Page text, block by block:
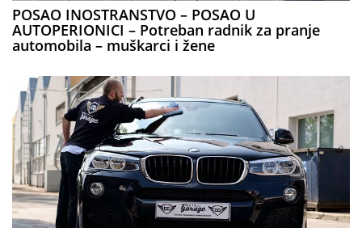
POSAO INOSTRANSTVO – POSAO U
AUTOPERIONICI – Potreban radnik za pranje
automobila – muškarci i žene